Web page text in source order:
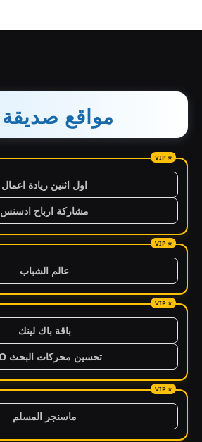
مواقع صديقة
اول اثنين ريادة اعمال
مشاركة ارباح ادسنس
عالم الشباب
باقة باك لينك
تحسين محركات البحث SEO
ماسنجر المسلم